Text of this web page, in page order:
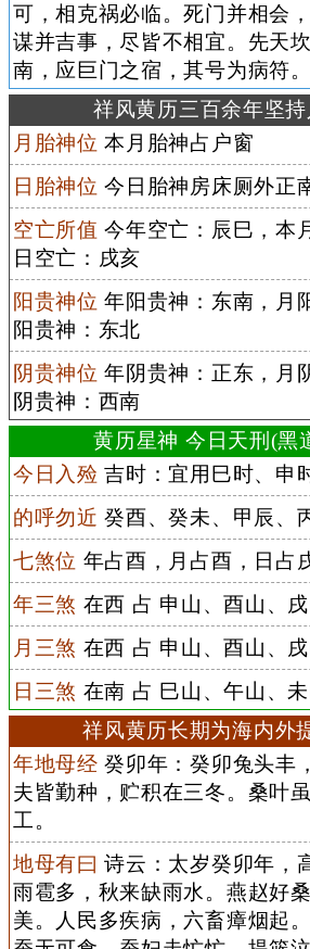
可，相克祸必临。死门并相会
谋并吉事，尽皆不相宜。先天
南，应巨门之宿，其号为病符。
祥风黄历三百余年坚
月胎神位 本月胎神占户窗
日胎神位 今日胎神房床厕外正
空亡所值 今年空亡：辰巳，本
日空亡：戌亥
阳贵神位 年阳贵神：东南，月
阳贵神：东北
阴贵神位 年阴贵神：正东，月
阴贵神：西南
黄历星神 今日天刑(黑
今日入殓 吉时：宜用巳时、申
的呼勿近 癸酉、癸未、甲辰、
七煞位 年占酉，月占酉，日占
年三煞 在西 占 申山、酉山、
月三煞 在西 占 申山、酉山、
日三煞 在南 占 巳山、午山、
祥风黄历长期为海内外
年地母经 癸卯年：癸卯兔头丰
夫皆勤种，贮积在三冬。桑叶
工。
地母有曰 诗云：太岁癸卯年，
雨雹多，秋来缺雨水。燕赵好
美。人民多疾病，六畜瘴烟起